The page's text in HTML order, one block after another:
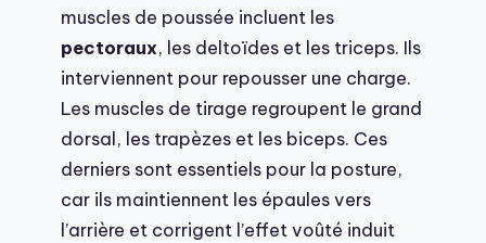
muscles de poussée incluent les
pectoraux, les deltoïdes et les triceps. Ils
interviennent pour repousser une charge.
Les muscles de tirage regroupent le grand
dorsal, les trapèzes et les biceps. Ces
derniers sont essentiels pour la posture,
car ils maintiennent les épaules vers
l’arrière et corrigent l’effet voûté induit